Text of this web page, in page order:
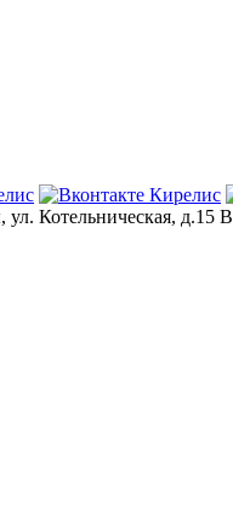
Котельническая, д.15 В